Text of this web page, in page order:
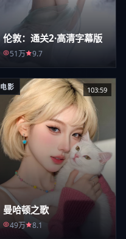
伦敦：通关2·高清字幕版
51万 9.7
电影 103:59
曼哈顿之歌
49万 8.1